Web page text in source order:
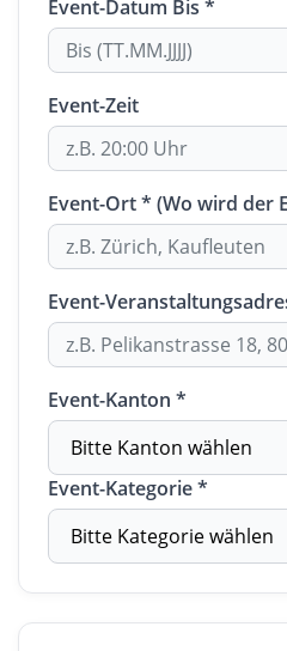
Event-Datum Bis *
Event-Zeit
Event-Ort * (Wo wird der
Event-
Event-Kanton *
Event-Kategorie *